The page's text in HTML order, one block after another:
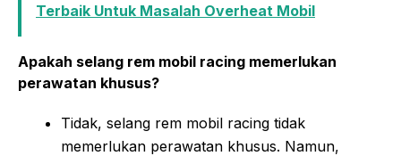
Terbaik Untuk Masalah Overheat Mobil
Apakah selang rem mobil racing memerlukan
perawatan khusus?
Tidak, selang rem mobil racing tidak
memerlukan perawatan khusus. Namun,